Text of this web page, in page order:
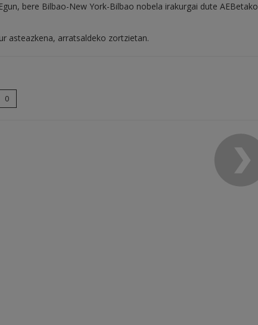
bere Bilbao-New York-Bilbao nobela irakurgai dute AEBetako
asteazkena, arratsaldeko zortzietan.
0